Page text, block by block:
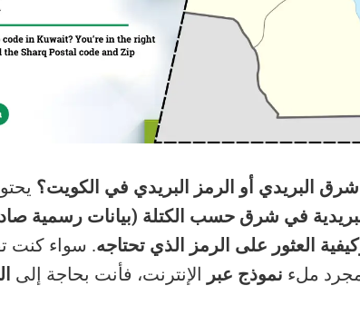
البريدي أو الرمز البريدي في الكويت؟
في شرق حسب الكتلة (بيانات رسمية
العثور على الرمز الذي تحتاجه. سواء كنت
ملء نموذج عبر الإنترنت، فأنت بحاجة إلى